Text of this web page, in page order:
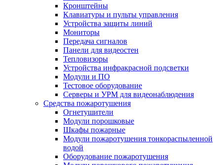
Кронштейны
Клавиатуры и пульты управления
Устройства защиты линий
Мониторы
Передача сигналов
Панели для видеостен
Тепловизоры
Устройства инфракрасной подсветки
Модули и ПО
Тестовое оборудование
Серверы и УРМ для видеонаблюдения
Средства пожаротушения
Огнетушители
Модули порошковые
Шкафы пожарные
Модули пожаротушения тонкораспыленной
водой
Оборудование пожаротушения